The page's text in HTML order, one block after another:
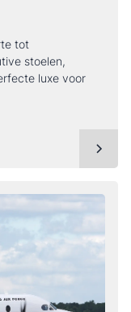
tot
stoelen,
luxe voor